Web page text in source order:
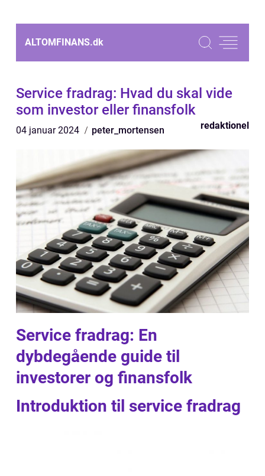
ALTOMFINANS.dk
Service fradrag: Hvad du skal vide
som investor eller finansfolk
04 januar 2024 peter_mortensen redaktionel
Service fradrag: En
dybdegående guide til
investorer og finansfolk
Introduktion til service fradrag